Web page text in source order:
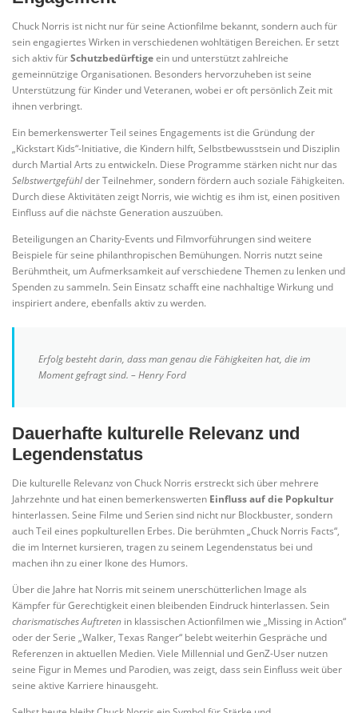
Chuck Norris ist nicht nur für seine Actionfilme bekannt, sondern auch für
sein engagiertes Wirken in verschiedenen wohltätigen Bereichen. Er setzt
sich aktiv fürSchutzbedürftigeein und unterstützt zahlreiche
gemeinnützige Organisationen. Besonders hervorzuheben ist seine
Unterstützung für Kinder und Veteranen, wobei er oft persönlich Zeit mit
ihnen verbringt.
Ein bemerkenswerter Teil seines Engagements ist die Gründung der
„Kickstart Kids“-Initiative, die Kindern hilft, Selbstbewusstsein und Disziplin
durch Martial Arts zu entwickeln. Diese Programme stärken nicht nur das
Selbstwertgefühlder Teilnehmer, sondern fördern auch soziale Fähigkeiten.
Durch diese Aktivitäten zeigt Norris, wie wichtig es ihm ist, einen positiven
Einfluss auf die nächste Generation auszuüben.
Beteiligungen an Charity-Events und Filmvorführungen sind weitere
Beispiele für seine philanthropischen Bemühungen. Norris nutzt seine
Berühmtheit, um Aufmerksamkeit auf verschiedene Themen zu lenken und
Spenden zu sammeln. Sein Einsatz schafft eine nachhaltige Wirkung und
inspiriert andere, ebenfalls aktiv zu werden.
Erfolg besteht darin, dass man genau die Fähigkeiten hat, die im
Moment gefragt sind. – Henry Ford
Dauerhafte kulturelle Relevanz und
Legendenstatus
Die kulturelle Relevanz von Chuck Norris erstreckt sich über mehrere
Jahrzehnte und hat einen bemerkenswerten Einfluss auf die Popkultur
hinterlassen. Seine Filme und Serien sind nicht nur Blockbuster, sondern
auch Teil eines popkulturellen Erbes. Die berühmten „Chuck Norris Facts“,
die im Internet kursieren, tragen zu seinem Legendenstatus bei und
machen ihn zu einer Ikone des Humors.
Über die Jahre hat Norris mit seinem unerschütterlichen Image als
Kämpfer für Gerechtigkeit einen bleibenden Eindruck hinterlassen. Sein
charismatisches Auftreten in klassischen Actionfilmen wie „Missing in Action“
oder der Serie „Walker, Texas Ranger“ belebt weiterhin Gespräche und
Referenzen in aktuellen Medien. Viele Millennial und GenZ-User nutzen
seine Figur in Memes und Parodien, was zeigt, dass sein Einfluss weit über
seine aktive Karriere hinausgeht.